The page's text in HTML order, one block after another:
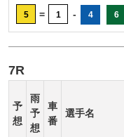
5 = 1 - 4 6
7R
予
想
雨
予
想
車
番
選手名